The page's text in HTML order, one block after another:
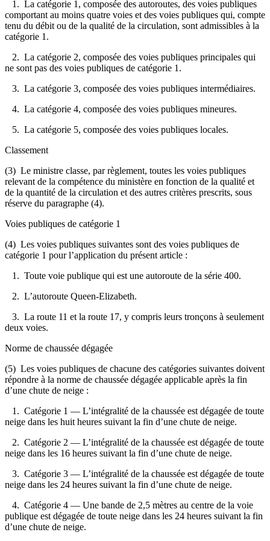
1. La catégorie 1, composée des autoroutes, des voies publiques
comportant au moins quatre voies et des voies publiques qui, compte
tenu du débit ou de la qualité de la circulation, sont admissibles à la
catégorie 1.
2. La catégorie 2, composée des voies publiques principales qui
ne sont pas des voies publiques de catégorie 1.
3. La catégorie 3, composée des voies publiques intermédiaires.
4. La catégorie 4, composée des voies publiques mineures.
5. La catégorie 5, composée des voies publiques locales.
Classement
(3) Le ministre classe, par règlement, toutes les voies publiques
relevant de la compétence du ministère en fonction de la qualité et
de la quantité de la circulation et des autres critères prescrits, sous
réserve du paragraphe (4).
Voies publiques de catégorie 1
(4) Les voies publiques suivantes sont des voies publiques de
catégorie 1 pour l’application du présent article :
1. Toute voie publique qui est une autoroute de la série 400.
2. L’autoroute Queen-Elizabeth.
3. La route 11 et la route 17, y compris leurs tronçons à seulement
deux voies.
Norme de chaussée dégagée
(5) Les voies publiques de chacune des catégories suivantes doivent
répondre à la norme de chaussée dégagée applicable après la fin
d’une chute de neige :
1. Catégorie 1 — L’intégralité de la chaussée est dégagée de toute
neige dans les huit heures suivant la fin d’une chute de neige.
2. Catégorie 2 — L’intégralité de la chaussée est dégagée de toute
neige dans les 16 heures suivant la fin d’une chute de neige.
3. Catégorie 3 — L’intégralité de la chaussée est dégagée de toute
neige dans les 24 heures suivant la fin d’une chute de neige.
4. Catégorie 4 — Une bande de 2,5 mètres au centre de la voie
publique est dégagée de toute neige dans les 24 heures suivant la fin
d’une chute de neige.